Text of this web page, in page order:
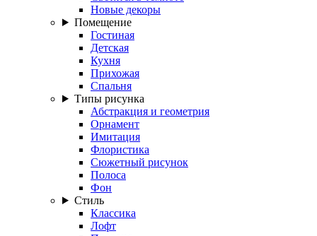
Новые декоры
Помещение
Гостиная
Детская
Кухня
Прихожая
Спальня
Типы рисунка
Абстракция и геометрия
Орнамент
Имитация
Флористика
Сюжетный рисунок
Полоса
Фон
Стиль
Классика
Лофт